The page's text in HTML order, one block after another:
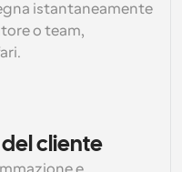
istantaneamente
o team,
cliente